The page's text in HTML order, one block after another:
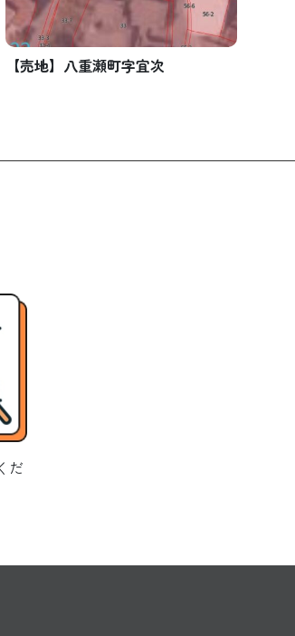
【売地】八重瀬町字宜次
だ